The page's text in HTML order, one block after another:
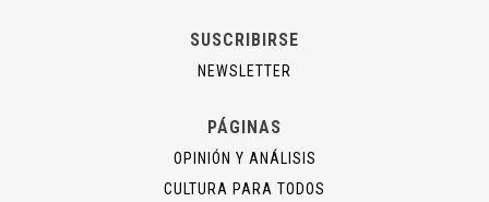
SUSCRIBIRSE
NEWSLETTER
PÁGINAS
OPINIÓN Y ANÁLISIS
CULTURA PARA TODOS